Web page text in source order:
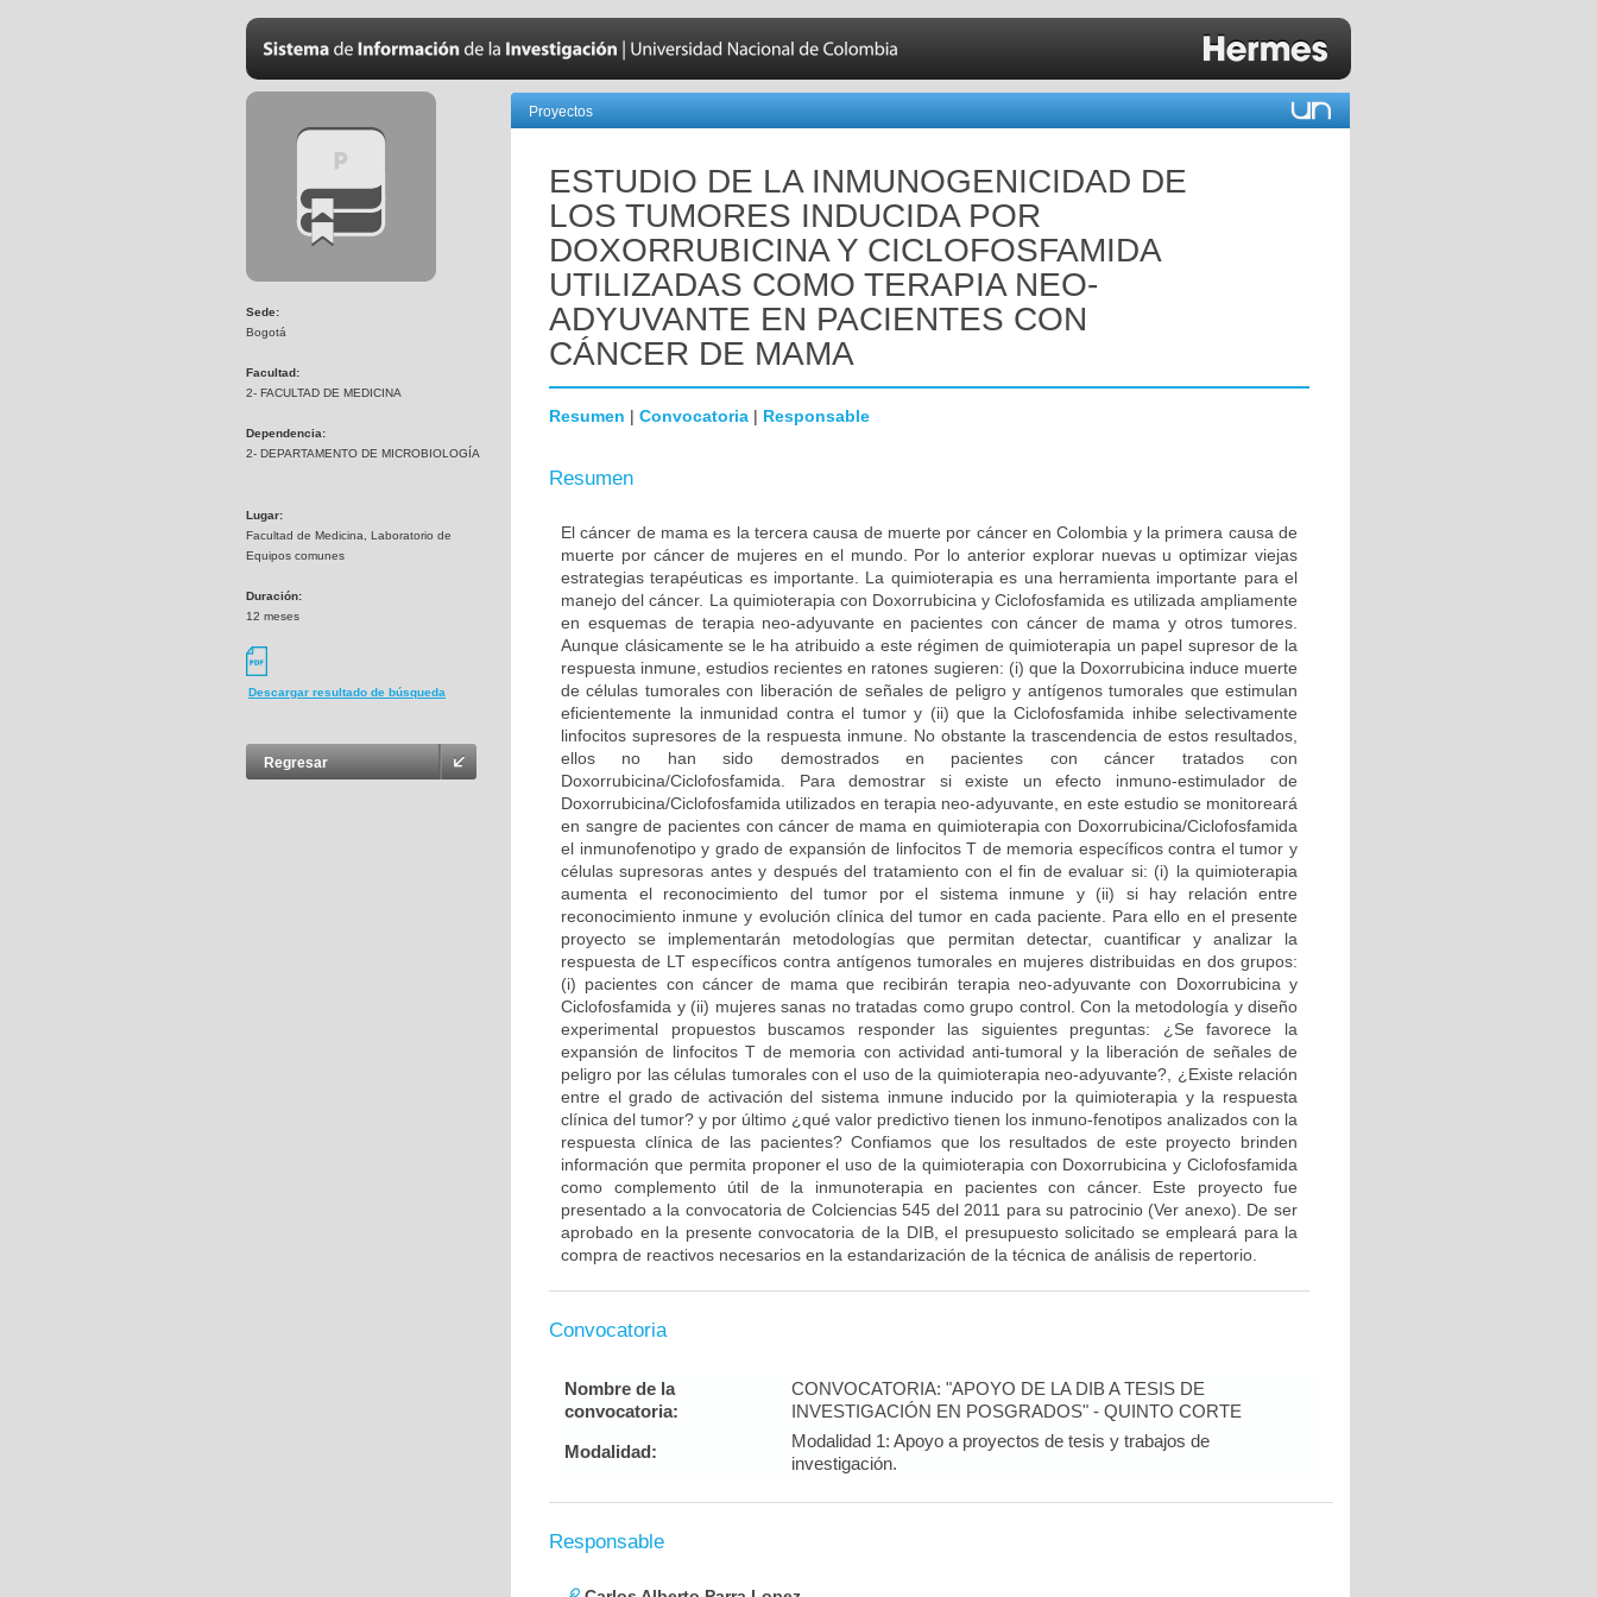
Sede:
Bogotá
Facultad:
2- FACULTAD DE MEDICINA
Dependencia:
2- DEPARTAMENTO DE MICROBIOLOGÍA
Lugar:
Facultad de Medicina, Laboratorio de
Equipos comunes
Duración:
12 meses
Descargar resultado de búsqueda
Regresar
Proyectos
ESTUDIO DE LA INMUNOGENICIDAD DE
LOS TUMORES INDUCIDA POR
DOXORRUBICINA Y CICLOFOSFAMIDA
UTILIZADAS COMO TERAPIA NEO-
ADYUVANTE EN PACIENTES CON
CÁNCER DE MAMA
Resumen | Convocatoria | Responsable
Resumen
El cáncer de mama es la tercera causa de muerte por cáncer en Colombia y la primera causa de
muerte por cáncer de mujeres en el mundo. Por lo anterior explorar nuevas u optimizar viejas
estrategias terapéuticas es importante. La quimioterapia es una herramienta importante para el
manejo del cáncer. La quimioterapia con Doxorrubicina y Ciclofosfamida es utilizada ampliamente
en esquemas de terapia neo-adyuvante en pacientes con cáncer de mama y otros tumores.
Aunque clásicamente se le ha atribuido a este régimen de quimioterapia un papel supresor de la
respuesta inmune, estudios recientes en ratones sugieren: (i) que la Doxorrubicina induce muerte
de células tumorales con liberación de señales de peligro y antígenos tumorales que estimulan
eficientemente la inmunidad contra el tumor y (ii) que la Ciclofosfamida inhibe selectivamente
linfocitos supresores de la respuesta inmune. No obstante la trascendencia de estos resultados,
ellos no han sido demostrados en pacientes con cáncer tratados con
Doxorrubicina/Ciclofosfamida. Para demostrar si existe un efecto inmuno-estimulador de
Doxorrubicina/Ciclofosfamida utilizados en terapia neo-adyuvante, en este estudio se monitoreará
en sangre de pacientes con cáncer de mama en quimioterapia con Doxorrubicina/Ciclofosfamida
el inmunofenotipo y grado de expansión de linfocitos T de memoria específicos contra el tumor y
células supresoras antes y después del tratamiento con el fin de evaluar si: (i) la quimioterapia
aumenta el reconocimiento del tumor por el sistema inmune y (ii) si hay relación entre
reconocimiento inmune y evolución clínica del tumor en cada paciente. Para ello en el presente
proyecto se implementarán metodologías que permitan detectar, cuantificar y analizar la
respuesta de LT específicos contra antígenos tumorales en mujeres distribuidas en dos grupos:
(i) pacientes con cáncer de mama que recibirán terapia neo-adyuvante con Doxorrubicina y
Ciclofosfamida y (ii) mujeres sanas no tratadas como grupo control. Con la metodología y diseño
experimental propuestos buscamos responder las siguientes preguntas: ¿Se favorece la
expansión de linfocitos T de memoria con actividad anti-tumoral y la liberación de señales de
peligro por las células tumorales con el uso de la quimioterapia neo-adyuvante?, ¿Existe relación
entre el grado de activación del sistema inmune inducido por la quimioterapia y la respuesta
clínica del tumor? y por último ¿qué valor predictivo tienen los inmuno-fenotipos analizados con la
respuesta clínica de las pacientes? Confiamos que los resultados de este proyecto brinden
información que permita proponer el uso de la quimioterapia con Doxorrubicina y Ciclofosfamida
como complemento útil de la inmunoterapia en pacientes con cáncer. Este proyecto fue
presentado a la convocatoria de Colciencias 545 del 2011 para su patrocinio (Ver anexo). De ser
aprobado en la presente convocatoria de la DIB, el presupuesto solicitado se empleará para la
compra de reactivos necesarios en la estandarización de la técnica de análisis de repertorio.
Convocatoria
Nombre de la
convocatoria:
CONVOCATORIA: "APOYO DE LA DIB A TESIS DE
INVESTIGACIÓN EN POSGRADOS" - QUINTO CORTE
Modalidad:
Modalidad 1: Apoyo a proyectos de tesis y trabajos de
investigación.
Responsable